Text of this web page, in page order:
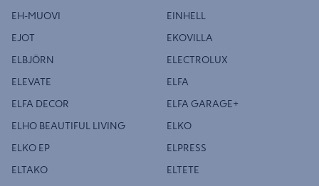
EH-MUOVI EINHELL
EJOT EKOVILLA
ELBJÖRN ELECTROLUX
ELEVATE ELFA
ELFA DECOR ELFA GARAGE+
ELHO BEAUTIFUL LIVING ELKO
ELKO EP ELPRESS
ELTAKO ELTETE